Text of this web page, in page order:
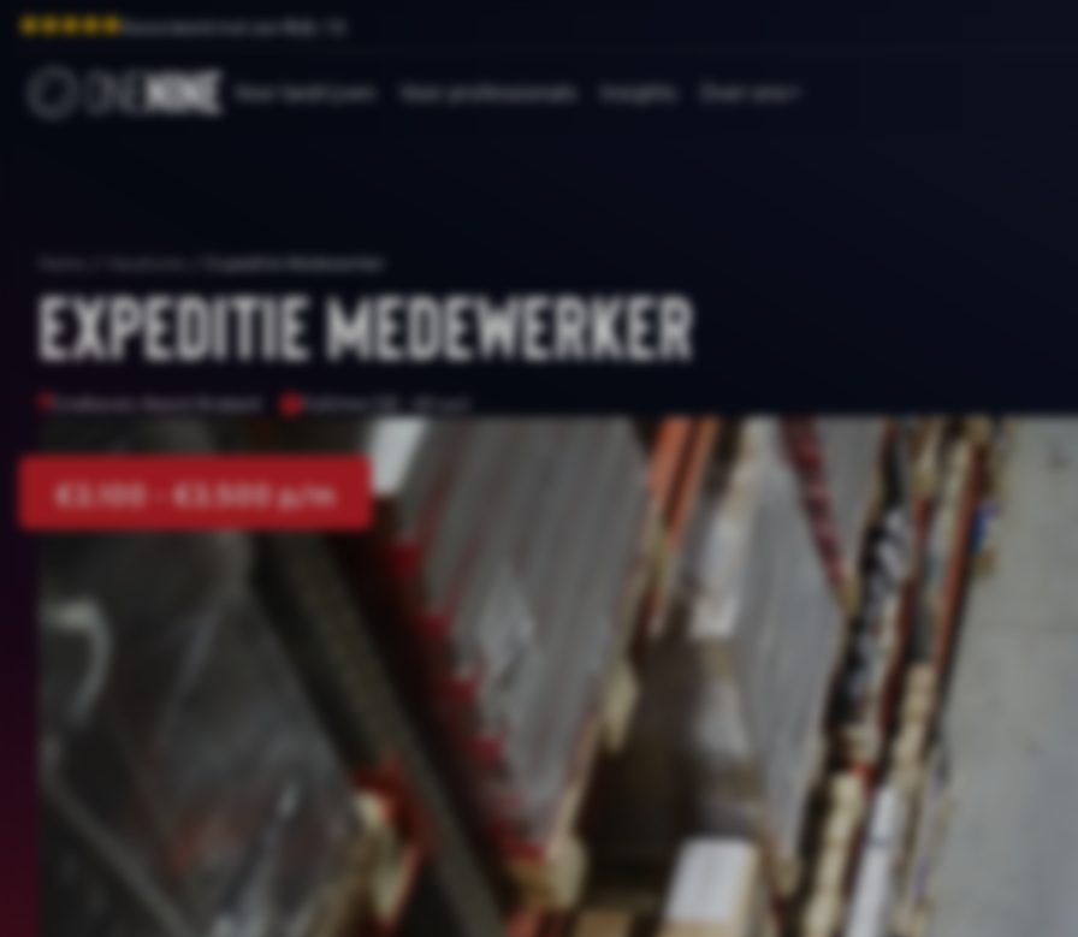
Beoordeeld met een 9.0
Voor bedrijven Voor professionals Insights Over ons
Expeditie Medewerker
Expeditie Medewerker
Eindhoven, Noord-Brabant Fulltime (38 - 40 uur)
€3.100 - €3.500 p/m